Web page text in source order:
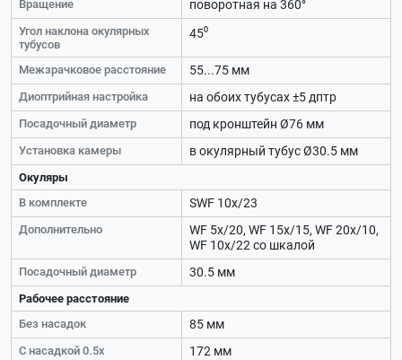
Вращение поворотная на 360°
Угол наклона окулярных
тубусов
45⁰
Межзрачковое расстояние 55...75 мм
Диоптрийная настройка на обоих тубусах ±5 дптр
Посадочный диаметр под кронштейн Ø76 мм
Установка камеры в окулярный тубус Ø30.5 мм
Окуляры
В комплекте
SWF 10х/23
Дополнительно
WF 5х/20, WF 15х/15, WF 20х/10,
WF 10х/22 со шкалой
Посадочный диаметр 30.5 мм
Рабочее расстояние
Без насадок
85 мм
С насадкой 0.5х 172 мм